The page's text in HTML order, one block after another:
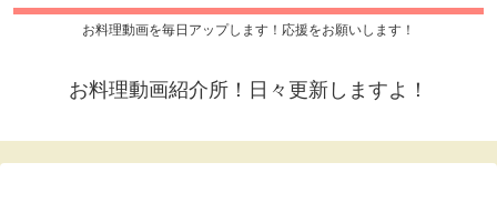
お料理動画を毎日アップします！応援をお願いします！
お料理動画紹介所！日々更新しますよ！